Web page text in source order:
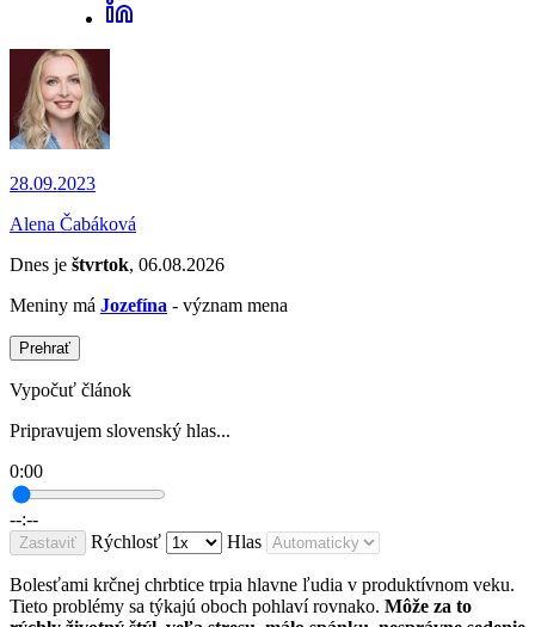
28.09.2023
Alena Čabáková
Dnes je štvrtok, 06.08.2026
Meniny má Jozefína - význam mena
Prehrať
Vypočuť článok
Pripravujem slovenský hlas...
0:00
--:--
Zastaviť Rýchlosť Hlas
Bolesťami krčnej chrbtice trpia hlavne ľudia v produktívnom veku.
Tieto problémy sa týkajú oboch pohlaví rovnako. Môže za to